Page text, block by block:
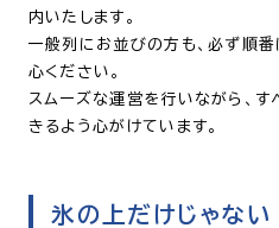
内いたします。
一般列にお並びの方も、必ず順
心ください。
スムーズな運営を行いながら、
きるよう心がけています。
氷の上だけじゃな